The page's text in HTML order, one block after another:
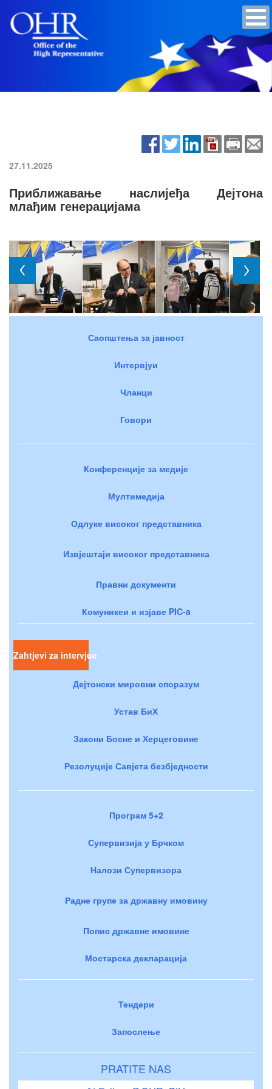
27.11.2025
Приближавање наслијеђа Дејтона
млађим генерацијама
Саопштења за јавност
Интервјуи
Чланци
Говори
Конференције за медије
Мултимедија
Одлуке високог представника
Извјештаји високог представника
Правни документи
Комуникеи и изјаве PIC-a
Zahtjevi za intervjue
Дејтонски мировни споразум
Устав БиХ
Закони Босне и Херцеговине
Резолуције Савјета безбједности
Програм 5+2
Супервизија у Брчком
Налози Супервизора
Радне групе за државну имовину
Попис државне имовине
Мостарска декларација
Тендери
Запослење
PRATITE NAS